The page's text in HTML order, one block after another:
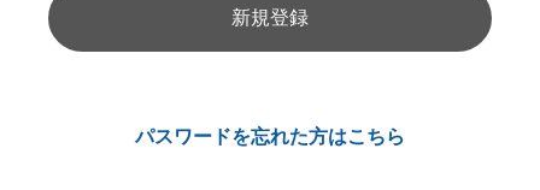
新規登録
パスワードを忘れた方はこちら